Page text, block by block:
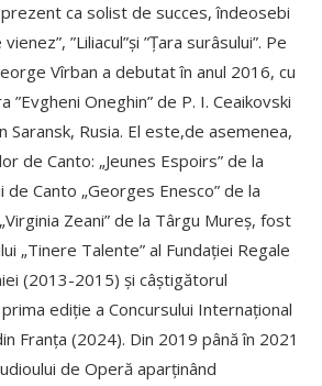
ca solist de succes, îndeosebi
”Liliacul”și ”Țara surâsului”. Pe
Vîrban a debutat în anul 2016, cu
”Evgheni Oneghin” de P. I. Ceaikovski
Saransk, Rusia. El este,de asemenea,
de Canto: „Jeunes Espoirs” de la
de Canto „Georges Enesco” de la
Zeani” de la Târgu Mureș, fost
„Tinere Talente” al Fundației Regale
(2013-2015) și câștigătorul
ediție a Concursului Internațional
Franța (2024). Din 2019 până în 2021
de Operă aparținând